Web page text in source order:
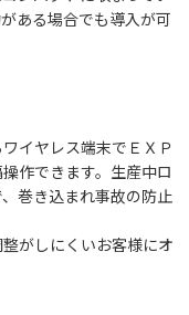
ある場合でも導入が可
イヤレス端末でＥＸＰ
作できます。生産中ロ
巻き込まれ事故の防止
がしにくいお客様にオ